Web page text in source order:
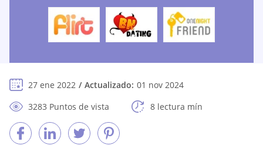
27 ene 2022 Actualizado: 01 nov 2024
3283 Puntos de vista
8 lectura mín